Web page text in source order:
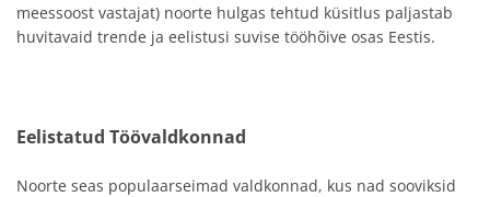
meessoost vastajat) noorte hulgas tehtud küsitlus paljastab
huvitavaid trende ja eelistusi suvise tööhõive osas Eestis.
Eelistatud Töövaldkonnad
Noorte seas populaarseimad valdkonnad, kus nad sooviksid